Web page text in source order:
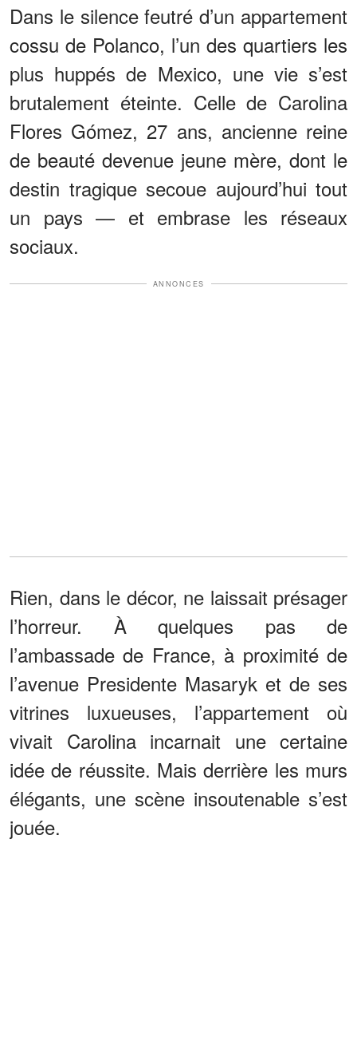
Dans le silence feutré d’un appartement
cossu de Polanco, l’un des quartiers les
plus huppés de Mexico, une vie s’est
brutalement éteinte. Celle de Carolina
Flores Gómez, 27 ans, ancienne reine
de beauté devenue jeune mère, dont le
destin tragique secoue aujourd’hui tout
un pays — et embrase les réseaux
sociaux.
ANNONCES
Rien, dans le décor, ne laissait présager
l’horreur. À quelques pas de
l’ambassade de France, à proximité de
l’avenue Presidente Masaryk et de ses
vitrines luxueuses, l’appartement où
vivait Carolina incarnait une certaine
idée de réussite. Mais derrière les murs
élégants, une scène insoutenable s’est
jouée.